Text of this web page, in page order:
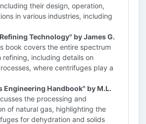
their design, operation,
in various industries, including
Technology" by James G.
book covers the entire spectrum
refining, including details on
where centrifuges play a
Engineering Handbook" by M.L.
the processing and
of natural gas, highlighting the
for dehydration and solids